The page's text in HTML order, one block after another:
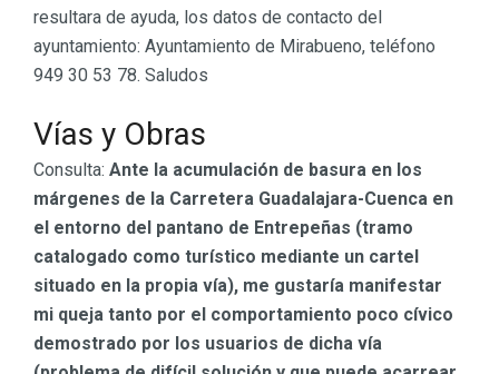
resultara de ayuda, los datos de contacto del
ayuntamiento: Ayuntamiento de Mirabueno, teléfono
949 30 53 78. Saludos
Vías y Obras
Consulta: Ante la acumulación de basura en los
márgenes de la Carretera Guadalajara-Cuenca en
el entorno del pantano de Entrepeñas (tramo
catalogado como turístico mediante un cartel
situado en la propia vía), me gustaría manifestar
mi queja tanto por el comportamiento poco cívico
demostrado por los usuarios de dicha vía